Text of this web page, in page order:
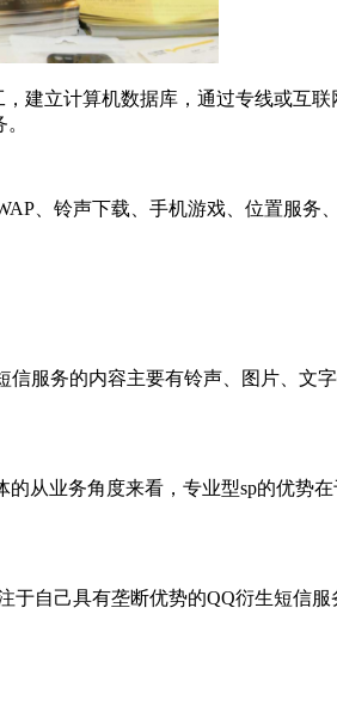
建立计算机数据库，通过专线或互
、铃声下载、手机游戏、位置服务、
服务的内容主要有铃声、图片、文
从业务角度来看，专业型sp的优势
自己具有垄断优势的QQ衍生短信服